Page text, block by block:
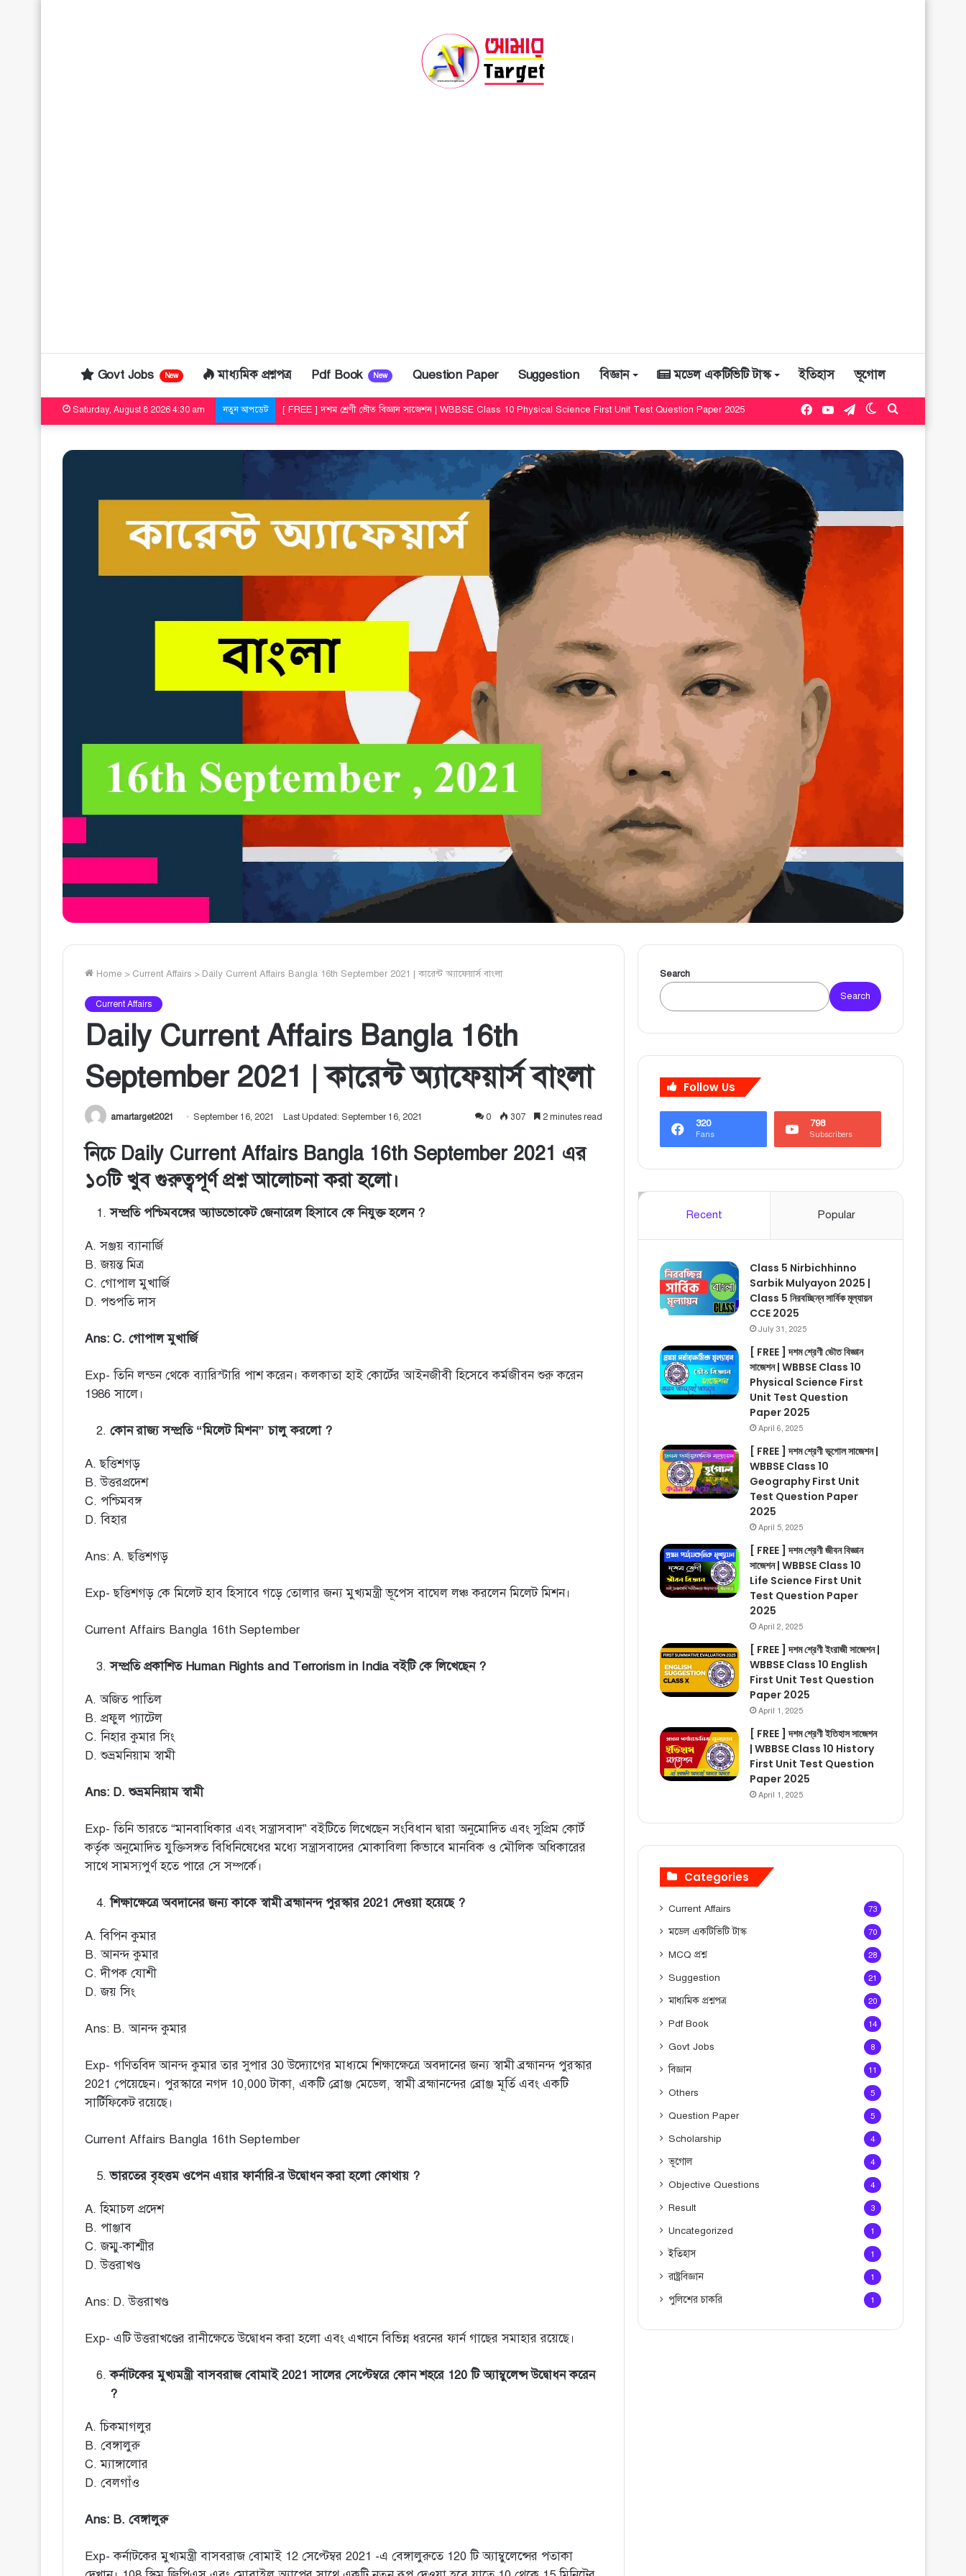
Govt Jobs New মাধ্যমিক প্রশ্নপত্র Pdf Book New Question Paper Suggestion বিজ্ঞান মডেল একটিভিটি টাস্ক ইতিহাস ভূগোল
Saturday, August 8 2026 4:30 am নতুন আপডেট [ FREE ] দশম শ্রেণী ভৌত বিজ্ঞান সাজেশন | WBBSE Class 10 Physical Science First Unit Test Question Paper 2025
Search
Switch
Telegram
YouTube
Facebook
Home > Current Affairs > Daily Current Affairs Bangla 16th September 2021 | কারেন্ট অ্যাফেয়ার্স বাংলা
Current Affairs
Daily Current Affairs Bangla 16th
September 2021 | কারেন্ট অ্যাফেয়ার্স বাংলা
amartarget2021 September 16, 2021 Last Updated: September 16, 2021 0 307 2 minutes read
নিচে Daily Current Affairs Bangla 16th September 2021 এর
১০টি খুব গুরুত্বপূর্ণ প্রশ্ন আলোচনা করা হলো।
সম্প্রতি পশ্চিমবঙ্গের অ্যাডভোকেট জেনারেল হিসাবে কে নিযুক্ত হলেন ?
A. সঞ্জয় ব্যানার্জি
B. জয়ন্ত মিত্র
C. গোপাল মুখার্জি
D. পশুপতি দাস
Ans: C. গোপাল মুখার্জি
Exp- তিনি লন্ডন থেকে ব্যারিস্টারি পাশ করেন। কলকাতা হাই কোর্টের আইনজীবী হিসেবে কর্মজীবন শুরু করেন
1986 সালে।
কোন রাজ্য সম্প্রতি “মিলেট মিশন” চালু করলো ?
A. ছত্তিশগড়
B. উত্তরপ্রদেশ
C. পশ্চিমবঙ্গ
D. বিহার
Ans: A. ছত্তিশগড়
Exp- ছত্তিশগড় কে মিলেট হাব হিসাবে গড়ে তোলার জন্য মুখ্যমন্ত্রী ভূপেস বাঘেল লঞ্চ করলেন মিলেট মিশন।
Current Affairs Bangla 16th September
সম্প্রতি প্রকাশিত Human Rights and Terrorism in India বইটি কে লিখেছেন ?
A. অজিত পাতিল
B. প্রফুল প্যাটেল
C. নিহার কুমার সিং
D. শুভ্রমনিয়াম স্বামী
Ans: D. শুভ্রমনিয়াম স্বামী
Exp- তিনি ভারতে “মানবাধিকার এবং সন্ত্রাসবাদ” বইটিতে লিখেছেন সংবিধান দ্বারা অনুমোদিত এবং সুপ্রিম কোর্ট
কর্তৃক অনুমোদিত যুক্তিসঙ্গত বিধিনিষেধের মধ্যে সন্ত্রাসবাদের মোকাবিলা কিভাবে মানবিক ও মৌলিক অধিকারের
সাথে সামস্যপুর্ণ হতে পারে সে সম্পর্কে।
শিক্ষাক্ষেত্রে অবদানের জন্য কাকে স্বামী ব্রহ্মানন্দ পুরস্কার 2021 দেওয়া হয়েছে ?
A. বিপিন কুমার
B. আনন্দ কুমার
C. দীপক যোশী
D. জয় সিং
Ans: B. আনন্দ কুমার
Exp- গণিতবিদ আনন্দ কুমার তার সুপার 30 উদ্যোগের মাধ্যমে শিক্ষাক্ষেত্রে অবদানের জন্য স্বামী ব্রহ্মানন্দ পুরস্কার
2021 পেয়েছেন। পুরস্কারে নগদ 10,000 টাকা, একটি ব্রোঞ্জ মেডেল, স্বামী ব্রহ্মানন্দের ব্রোঞ্জ মূর্তি এবং একটি
সার্টিফিকেট রয়েছে।
Current Affairs Bangla 16th September
ভারতের বৃহত্তম ওপেন এয়ার ফার্নারি-র উদ্বোধন করা হলো কোথায় ?
A. হিমাচল প্রদেশ
B. পাঞ্জাব
C. জম্মু-কাশ্মীর
D. উত্তরাখণ্ড
Ans: D. উত্তরাখণ্ড
Exp- এটি উত্তরাখণ্ডের রানীক্ষেতে উদ্বোধন করা হলো এবং এখানে বিভিন্ন ধরনের ফার্ন গাছের সমাহার রয়েছে।
কর্নাটকের মুখ্যমন্ত্রী বাসবরাজ বোমাই 2021 সালের সেপ্টেম্বরে কোন শহরে 120 টি অ্যাম্বুলেন্স উদ্বোধন করেন
?
A. চিকমাগলুর
B. বেঙ্গালুরু
C. ম্যাঙ্গালোর
D. বেলগাঁও
Ans: B. বেঙ্গালুরু
Exp- কর্নাটকের মুখ্যমন্ত্রী বাসবরাজ বোমাই 12 সেপ্টেম্বর 2021 -এ বেঙ্গালুরুতে 120 টি অ্যাম্বুলেন্সের পতাকা
Search
Search
Follow Us
320
Fans
798
Subscribers
Recent Popular
Class 5 Nirbichhinno
Sarbik Mulyayon 2025 |
Class 5 নিরবচ্ছিন্ন সার্বিক মূল্যায়ন
CCE 2025
July 31, 2025
[ FREE ] দশম শ্রেণী ভৌত বিজ্ঞান
সাজেশন | WBBSE Class 10
Physical Science First
Unit Test Question
Paper 2025
April 6, 2025
[ FREE ] দশম শ্রেণী ভূগোল সাজেশন |
WBBSE Class 10
Geography First Unit
Test Question Paper
2025
April 5, 2025
[ FREE ] দশম শ্রেণী জীবন বিজ্ঞান
সাজেশন | WBBSE Class 10
Life Science First Unit
Test Question Paper
2025
April 2, 2025
[ FREE ] দশম শ্রেণী ইংরাজী সাজেশন |
WBBSE Class 10 English
First Unit Test Question
Paper 2025
April 1, 2025
[ FREE ] দশম শ্রেণী ইতিহাস সাজেশন
| WBBSE Class 10 History
First Unit Test Question
Paper 2025
April 1, 2025
Categories
Current Affairs 73
মডেল একটিভিটি টাস্ক 70
MCQ প্রশ্ন 28
Suggestion 21
মাধ্যমিক প্রশ্নপত্র 20
Pdf Book 14
Govt Jobs 8
বিজ্ঞান 11
Others 5
Question Paper 5
Scholarship 4
ভূগোল 4
Objective Questions 4
Result 3
Uncategorized 1
ইতিহাস 1
রাষ্ট্রবিজ্ঞান 1
পুলিশের চাকরি 1